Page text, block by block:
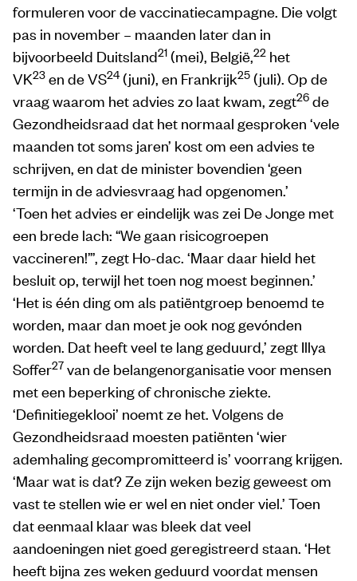
formuleren voor de vaccinatiecampagne. Die volgt
pas in november – maanden later dan in
bijvoorbeeld Duitsland21(mei), België,22 het
VK23en de VS24(juni), en Frankrijk25(juli). Op de
vraag waarom het advies zo laat kwam, zegt26de
Gezondheidsraad dat het normaal gesproken ‘vele
maanden tot soms jaren’ kost om een advies te
schrijven, en dat de minister bovendien ‘geen
termijn in de adviesvraag had opgenomen.’
‘Toen het advies er eindelijk was zei De Jonge met
een brede lach: “We gaan risicogroepen
vaccineren!”’, zegt Ho-dac. ‘Maar daar hield het
besluit op, terwijl het toen nog moest beginnen.’
‘Het is één ding om als patiëntgroep benoemd te
worden, maar dan moet je ook nog gevónden
worden. Dat heeft veel te lang geduurd,’ zegt Illya
Soffer27van de belangenorganisatie voor mensen
met een beperking of chronische ziekte.
‘Definitiegeklooi’ noemt ze het. Volgens de
Gezondheidsraad moesten patiënten ‘wier
ademhaling gecompromitteerd is’ voorrang krijgen.
‘Maar wat is dat? Ze zijn weken bezig geweest om
vast te stellen wie er wel en niet onder viel.’ Toen
dat eenmaal klaar was bleek dat veel
aandoeningen niet goed geregistreerd staan. ‘Het
heeft bijna zes weken geduurd voordat mensen